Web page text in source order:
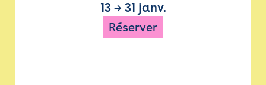
13→ 31 janv.
Réserver